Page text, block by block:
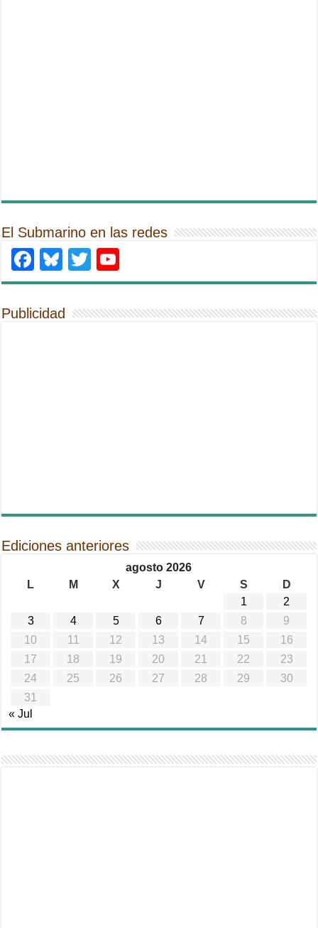
El Submarino en las redes
Facebook
Bluesky
Twitter
Publicidad
Ediciones anteriores
agosto 2026
L
M X J V S
D
1
2
3
4 5 6 7 8
9
10
11 12 13 14 15
16
17
18 19 20 21 22
23
24
25 26 27 28 29
30
31
« Jul